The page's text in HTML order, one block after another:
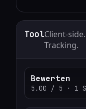
Tool
Tracking.
Bewerten
5.00 / 5 · 1